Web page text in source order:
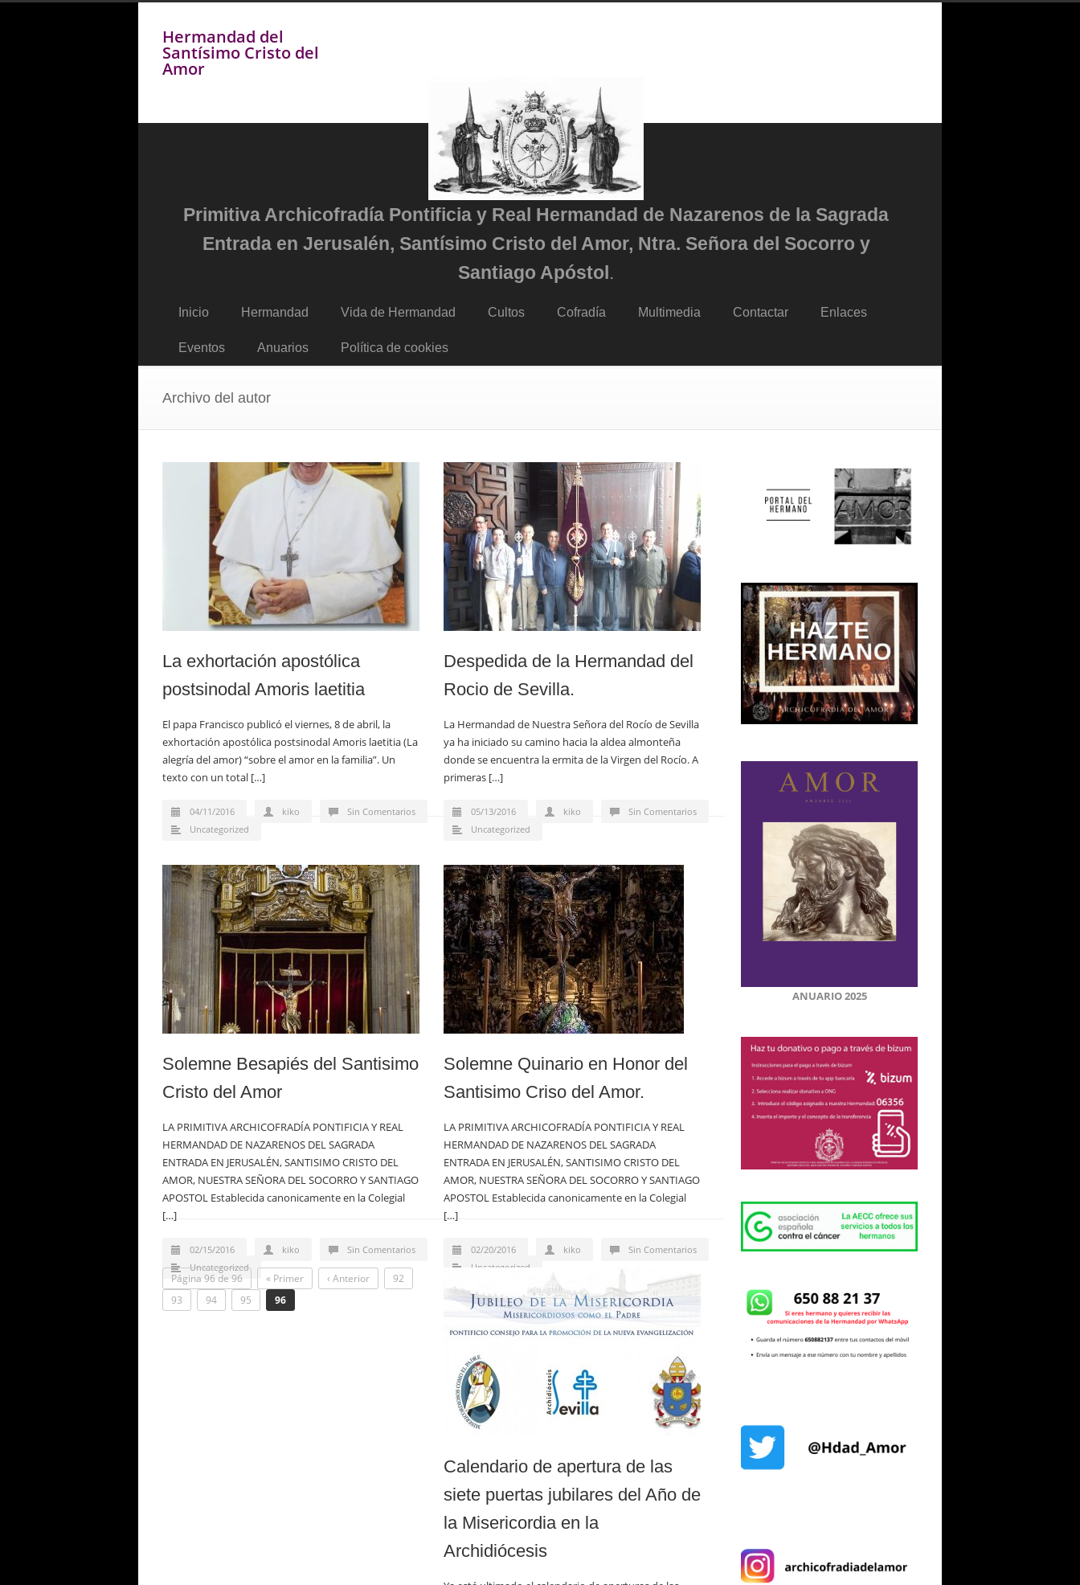
Hermandad del
Santísimo Cristo del
Amor
Primitiva Archicofradía Pontificia y Real Hermandad de Nazarenos de la Sagrada
Entrada en Jerusalén, Santísimo Cristo del Amor, Ntra. Señora del Socorro y
Santiago Apóstol.
Inicio Hermandad Vida de Hermandad Cultos Cofradía Multimedia Contactar Enlaces
Eventos Anuarios Política de cookies
Archivo del autor
Despedida de la Hermandad del
Rocio de Sevilla.
La Hermandad de Nuestra Señora del Rocío de Sevilla
ya ha iniciado su camino hacia la aldea almonteña
donde se encuentra la ermita de la Virgen del Rocío. A
primeras […]
05/13/2016 kiko
Sin Comentarios
Uncategorized
La exhortación apostólica
postsinodal Amoris laetitia
El papa Francisco publicó el viernes, 8 de abril, la
exhortación apostólica postsinodal Amoris laetitia (La
alegría del amor) “sobre el amor en la familia”. Un
texto con un total […]
04/11/2016 kiko
Sin Comentarios
Uncategorized
Solemne Quinario en Honor del
Santisimo Criso del Amor.
LA PRIMITIVA ARCHICOFRADÍA PONTIFICIA Y REAL
HERMANDAD DE NAZARENOS DEL SAGRADA
ENTRADA EN JERUSALÉN, SANTISIMO CRISTO DEL
AMOR, NUESTRA SEÑORA DEL SOCORRO Y SANTIAGO
APOSTOL Establecida canonicamente en la Colegial
[…]
02/20/2016 kiko
Sin Comentarios
Uncategorized
Solemne Besapiés del Santisimo
Cristo del Amor
LA PRIMITIVA ARCHICOFRADÍA PONTIFICIA Y REAL
HERMANDAD DE NAZARENOS DEL SAGRADA
ENTRADA EN JERUSALÉN, SANTISIMO CRISTO DEL
AMOR, NUESTRA SEÑORA DEL SOCORRO Y SANTIAGO
APOSTOL Establecida canonicamente en la Colegial
[…]
02/15/2016 kiko
Sin Comentarios
Uncategorized
Calendario de apertura de las
siete puertas jubilares del Año de
la Misericordia en la
Archidiócesis
Página 96 de 96 « Primer ‹ Anterior
92
93
94 95 96
ANUARIO 2025